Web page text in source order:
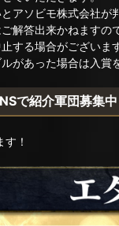
アソビモ株式会社が
解答出来かねますの
する場合がございます
があった場合は入賞
で紹介軍団募集中
！